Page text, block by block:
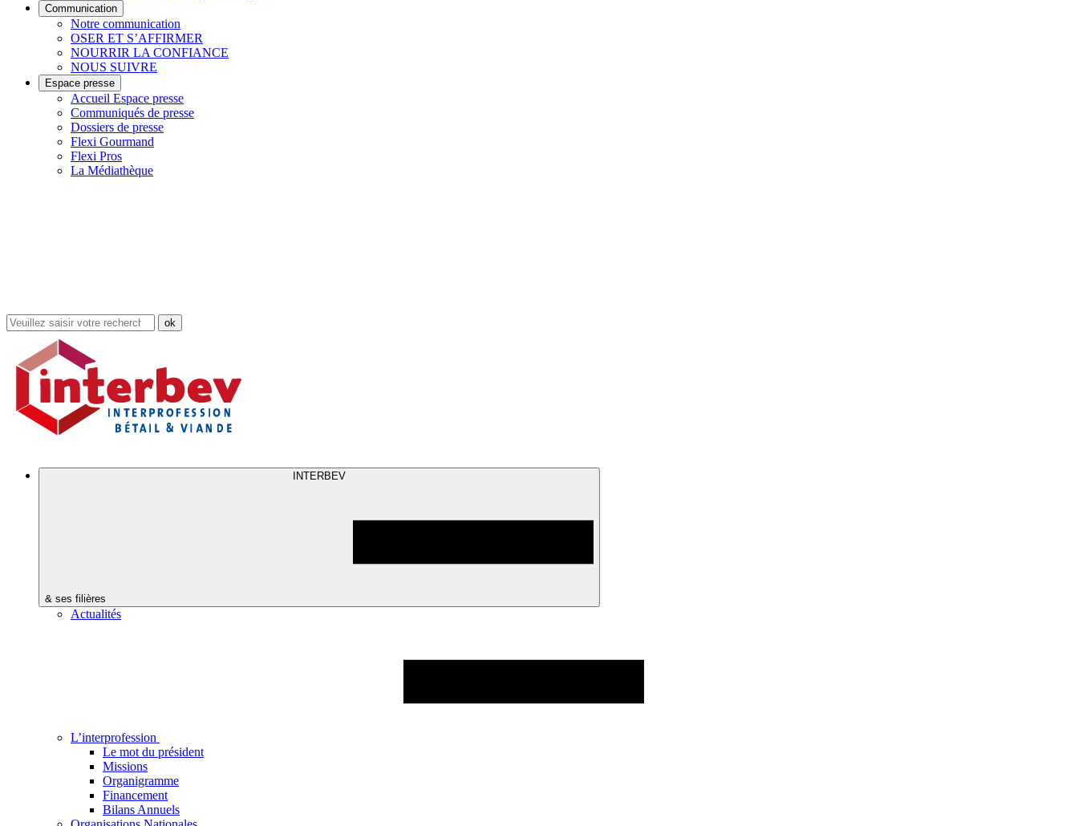
Communication
Notre communication
OSER ET S’AFFIRMER
NOURRIR LA CONFIANCE
NOUS SUIVRE
Espace presse
Accueil Espace presse
Communiqués de presse
Dossiers de presse
Flexi Gourmand
Flexi Pros
La Médiathèque
Rechercher
dans
site
INTERBEV
& ses filières
Actualités
L’interprofession
Le mot du président
Missions
Organigramme
Financement
Bilans Annuels